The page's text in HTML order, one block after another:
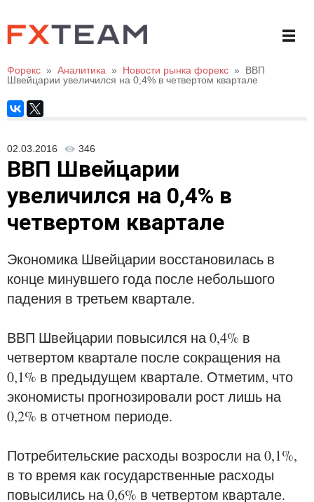
Форекс » Аналитика » Новости рынка форекс »
ВВП
Швейцарии увеличился на 0,4% в четвертом квартале
02.03.2016 346
ВВП Швейцарии
увеличился на 0,4% в
четвертом квартале
Экономика Швейцарии восстановилась в
конце минувшего года после небольшого
падения в третьем квартале.
ВВП Швейцарии повысился на 0,4% в
четвертом квартале после сокращения на
0,1% в предыдущем квартале. Отметим, что
экономисты прогнозировали рост лишь на
0,2% в отчетном периоде.
Потребительские расходы возросли на 0,1%,
в то время как государственные расходы
повысились на 0,6% в четвертом квартале.